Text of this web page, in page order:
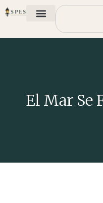
El Mar Se